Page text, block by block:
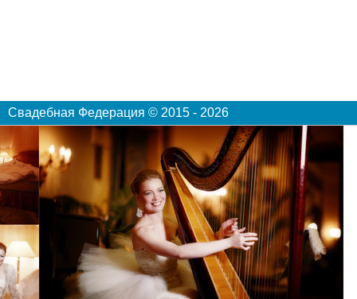
Свадебная Федерация © 2015 - 2026